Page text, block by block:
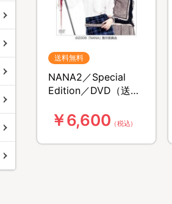
送料無料
NANA2／Special
Edition／DVD（送料
￥6,600 （税込）